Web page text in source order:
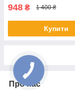
948 ₴ 1 400 ₴
Купити
Про нас